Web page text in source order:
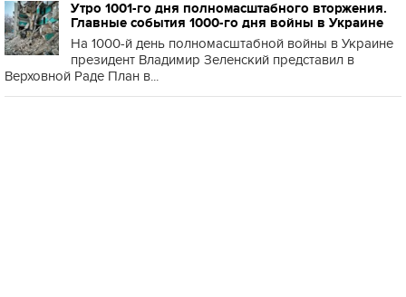
Утро 1001-го дня полномасштабного вторжения.
Главные события 1000-го дня войны в Украине
На 1000-й день полномасштабной войны в Украине
президент Владимир Зеленский представил в
Верховной Раде План в...